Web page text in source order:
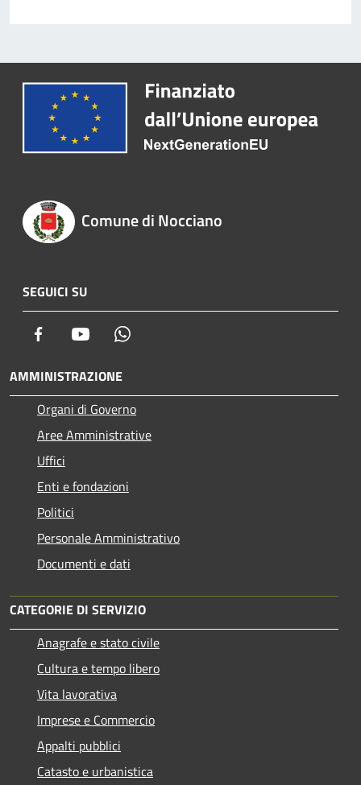
Comune di Nocciano
SEGUICI SU
Facebook Youtube
AMMINISTRAZIONE
Organi di Governo
Aree Amministrative
Uffici
Enti e fondazioni
Politici
Personale Amministrativo
Documenti e dati
CATEGORIE DI SERVIZIO
Anagrafe e stato civile
Cultura e tempo libero
Vita lavorativa
Imprese e Commercio
Appalti pubblici
Catasto e urbanistica